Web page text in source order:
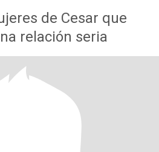
de Cesar que
relación seria